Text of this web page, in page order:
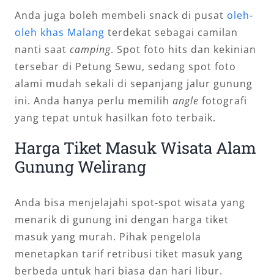
Anda juga boleh membeli snack di pusat oleh-
oleh khas Malang terdekat sebagai camilan
nanti saat camping. Spot foto hits dan kekinian
tersebar di Petung Sewu, sedang spot foto
alami mudah sekali di sepanjang jalur gunung
ini. Anda hanya perlu memilih angle fotografi
yang tepat untuk hasilkan foto terbaik.
Harga Tiket Masuk Wisata Alam
Gunung Welirang
Anda bisa menjelajahi spot-spot wisata yang
menarik di gunung ini dengan harga tiket
masuk yang murah. Pihak pengelola
menetapkan tarif retribusi tiket masuk yang
berbeda untuk hari biasa dan hari libur.